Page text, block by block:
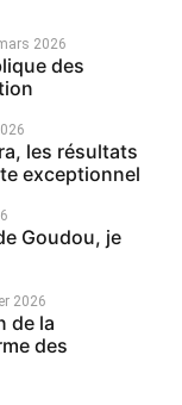
2026
des
les résultats
exceptionnel
Goudou, je
2026
de la
des